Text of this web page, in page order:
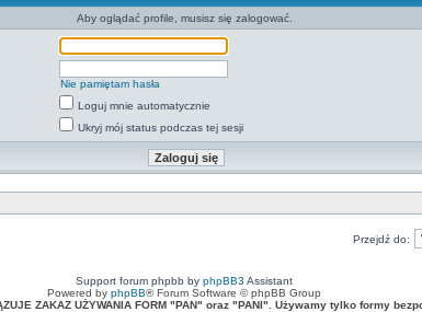
Aby oglądać profile, musisz się zalogować.
Nie pamiętam hasła
Loguj mnie automatycznie
Ukryj mój status podczas tej sesji
Przejdź do:
Support forum phpbb by phpBB3 Assistant
Powered by phpBB® Forum Software © phpBB Group
ZAKAZ UŻYWANIA FORM "PAN" oraz "PANI". Używamy tylko formy